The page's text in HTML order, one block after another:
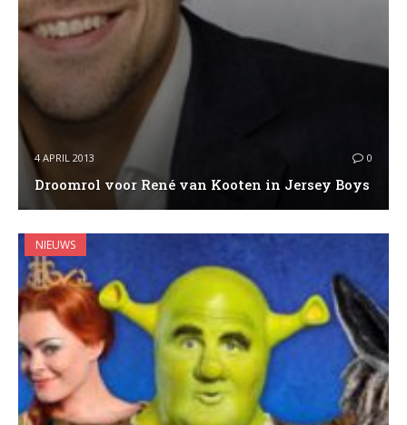
4 APRIL 2013 0
Droomrol voor René van Kooten in Jersey Boys
NIEUWS